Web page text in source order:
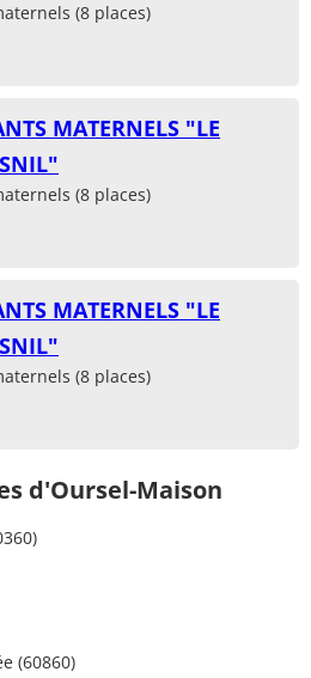
(8 places)
MATERNELS "LE
(8 places)
MATERNELS "LE
(8 places)
d'Oursel-Maison
(60860)